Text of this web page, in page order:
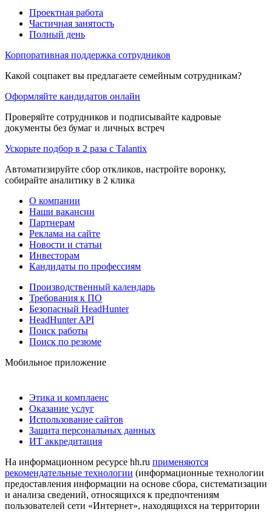
Проектная работа
Частичная занятость
Полный день
Корпоративная поддержка сотрудников
Какой соцпакет вы предлагаете семейным сотрудникам?
Оформляйте кандидатов онлайн
Проверяйте сотрудников и подписывайте кадровые
документы без бумаг и личных встреч
Ускорьте подбор в 2 раза с Talantix
Автоматизируйте сбор откликов, настройте воронку,
собирайте аналитику в 2 клика
О компании
Наши вакансии
Партнерам
Реклама на сайте
Новости и статьи
Инвесторам
Кандидаты по профессиям
Производственный календарь
Требования к ПО
Безопасный HeadHunter
HeadHunter API
Поиск работы
Поиск по резюме
Мобильное приложение
Этика и комплаенс
Оказание услуг
Использование сайтов
Защита персональных данных
ИТ аккредитация
На информационном ресурсе hh.ru применяются
рекомендательные технологии (информационные технологии
предоставления информации на основе сбора, систематизации
и анализа сведений, относящихся к предпочтениям
пользователей сети «Интернет», находящихся на территории